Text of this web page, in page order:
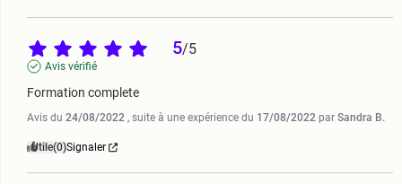
5/5
Avis vérifié
Formation complete
Avis du 24/08/2022 , suite à une expérience du 17/08/2022 par Sandra B.
Utile(0)Signaler